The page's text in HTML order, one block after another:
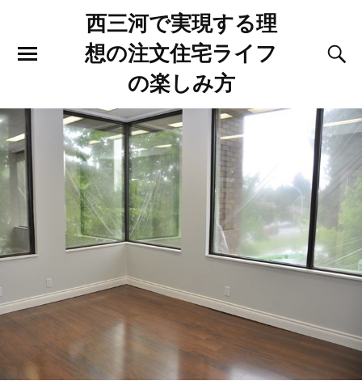
西三河で実現する理
想の注文住宅ライフ
の楽しみ方